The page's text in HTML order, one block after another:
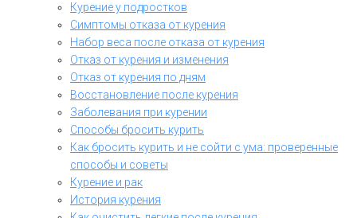
Курение у подростков
Симптомы отказа от курения
Набор веса после отказа от курения
Отказ от курения и изменения
Отказ от курения по дням
Восстановление после курения
Заболевания при курении
Способы бросить курить
Как бросить курить и не сойти с ума: проверенные
способы и советы
Курение и рак
История курения